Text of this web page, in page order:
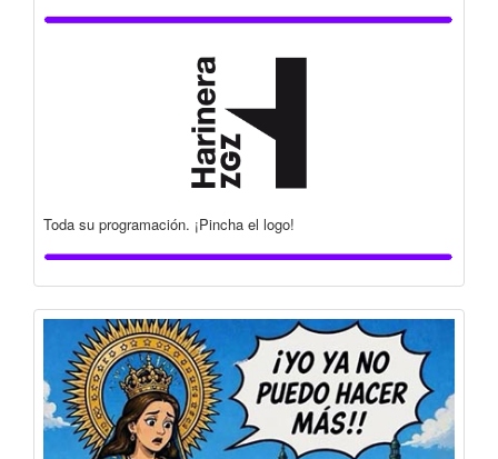
Toda su programación. ¡Pincha el logo!